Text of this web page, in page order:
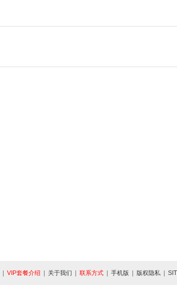
VIP套餐介绍 关于我们 联系方式 手机版 版权隐私